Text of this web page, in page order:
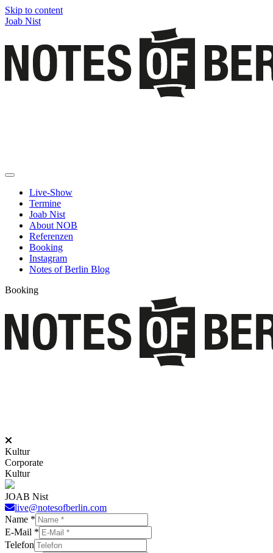
Skip to content
Joab Nist
Live-Show
Termine
Joab Nist
About NOB
Referenzen
Booking
Instagram
Notes of Berlin Blog
Booking
Kultur
Corporate
Kultur
JOAB Nist
live@notesofberlin.com
Name *
E-Mail *
Telefon